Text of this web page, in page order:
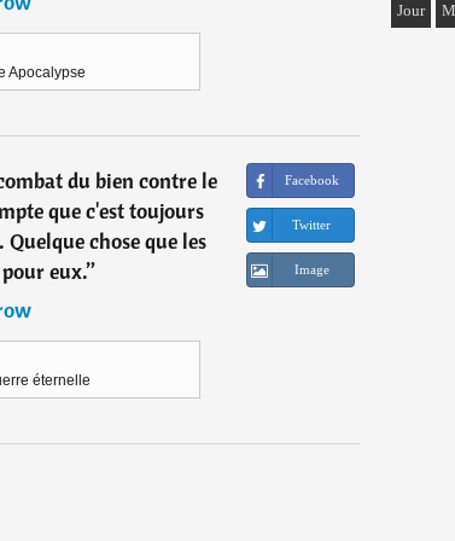
Apocalypse
du bien contre le
que c'est toujours
chose que les
eux.”
éternelle
Facebook
Twitter
Image
Jour